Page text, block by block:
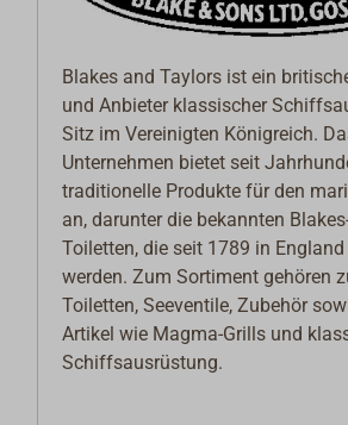
Blakes and Taylors ist ein
und Anbieter klassischer
Sitz im Vereinigten Königreich.
Unternehmen bietet seit
traditionelle Produkte für den
an, darunter die bekannten
Toiletten, die seit 1789 in
werden. Zum Sortiment gehören
Toiletten, Seeventile, Zubehör
Artikel wie Magma-Grills und
Schiffsausrüstung.